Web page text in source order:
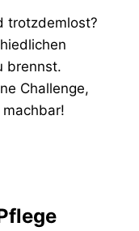
trotzdemlost?
brennst.
Challenge,